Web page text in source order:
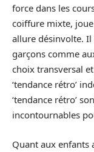
force dans les
coiffure mixte,
allure désinvolte.
garçons comme
choix transversal
‘tendance rétro’
‘tendance rétro’
incontournables
Quant aux enfants